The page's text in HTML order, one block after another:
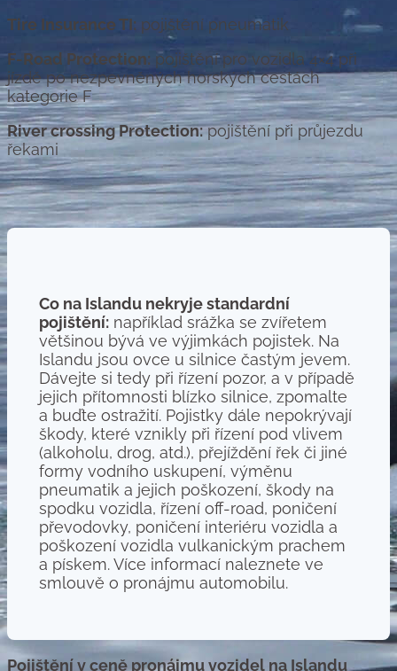
Tire Insurance TI: pojištění pneumatik
F-Road Protection: pojištění pro vozidla 4×4 při
jízdě po nezpevněných horských cestách
kategorie F
River crossing Protection:pojištění při průjezdu
řekami
Co na Islandu nekryje standardní
pojištění: například srážka se zvířetem
většinou bývá ve výjimkách pojistek. Na
Islandu jsou ovce u silnice častým jevem.
Dávejte si tedy při řízení pozor, a v případě
jejich přítomnosti blízko silnice, zpomalte
a buďte ostražití. Pojistky dále nepokrývají
škody, které vznikly při řízení pod vlivem
(alkoholu, drog, atd.), přejíždění řek či jiné
formy vodního uskupení, výměnu
pneumatik a jejich poškození, škody na
spodku vozidla, řízení off-road, poničení
převodovky, poničení interiéru vozidla a
poškození vozidla vulkanickým prachem
a pískem. Více informací naleznete ve
smlouvě o pronájmu automobilu.
Pojištění v ceně pronájmu vozidel na Islandu